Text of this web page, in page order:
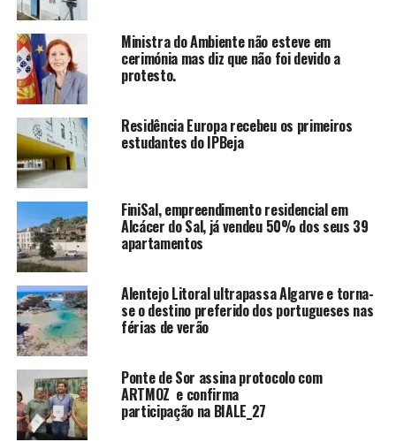
Ministra do Ambiente não esteve em
cerimónia mas diz que não foi devido a
protesto.
Residência Europa recebeu os primeiros
estudantes do IPBeja
FiniSal, empreendimento residencial em
Alcácer do Sal, já vendeu 50% dos seus 39
apartamentos
Alentejo Litoral ultrapassa Algarve e torna-
se o destino preferido dos portugueses nas
férias de verão
Ponte de Sor assina protocolo com
ARTMOZ e confirma
participação na BIALE_27